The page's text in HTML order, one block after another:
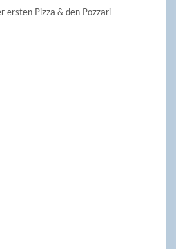
ersten Pizza & den Pozzari